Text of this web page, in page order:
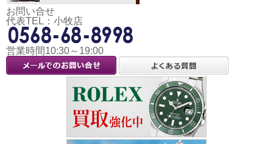
お問い合せ
代表TEL：小牧店
営業時間10:30～19:00